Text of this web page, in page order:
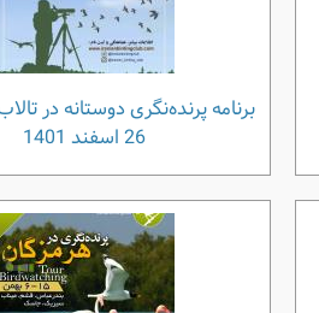
برنامه پرنده‌نگری دوستانه در
26 اسفند 1401